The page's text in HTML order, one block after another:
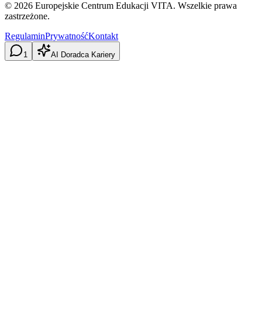
© 2026 Europejskie Centrum Edukacji VITA. Wszelkie prawa
zastrzeżone.
RegulaminPrywatnośćKontakt
1 AI Doradca Kariery